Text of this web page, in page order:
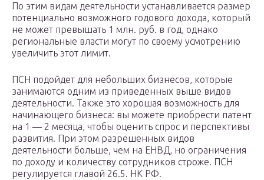
По этим видам деятельности устанавливается размер
потенциально возможного годового дохода, который
не может превышать 1 млн. руб. в год, однако
региональные власти могут по своему усмотрению
увеличить этот лимит.
ПСН подойдет для небольших бизнесов, которые
занимаются одним из приведенных выше видов
деятельности. Также это хорошая возможность для
начинающего бизнеса: вы можете приобрести патент
на 1 — 2 месяца, чтобы оценить спрос и перспективы
развития. При этом разрешенных видов
деятельности больше, чем на ЕНВД, но ограничения
по доходу и количеству сотрудников строже. ПСН
регулируется главой 26.5. НК РФ.